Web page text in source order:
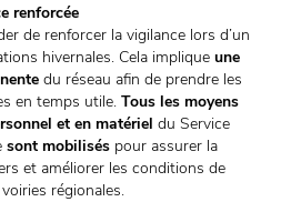
renforcée
de renforcer la vigilance lors d’un
hivernales. Cela implique une
du réseau afin de prendre les
en temps utile. Tous les moyens
et en matériel du Service
sont mobilisés pour assurer la
et améliorer les conditions de
régionales.